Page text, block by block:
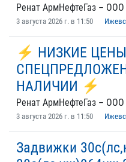
Ренат АрмНефтеГаз –
3 августа 2026 г. в 11:50
⚡ НИЗКИЕ
НАЛИЧИИ ⚡
Ренат АрмНефтеГаз –
3 августа 2026 г. в 11:50
Задвижки